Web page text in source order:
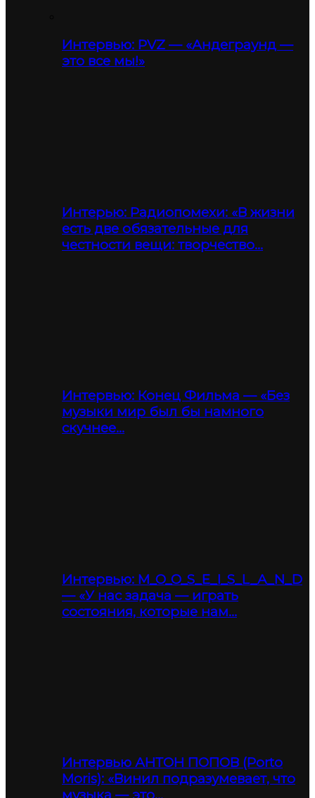
Интервью: PVZ — «Андеграунд —
это все мы!»
Интерью: Радиопомехи: «В жизни
есть две обязательные для
честности вещи: творчество…
Интервью: Конец Фильма — «Без
музыки мир был бы намного
скучнее…
Интервью: M_O_O_S_E_I_S_L_A_N_D
— «У нас задача — играть
состояния, которые нам…
Интервью АНТОН ПОПОВ (Porto
Moris): «Винил подразумевает, что